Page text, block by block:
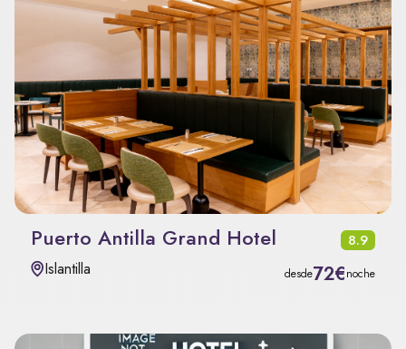
Puerto Antilla Grand Hotel 8.9
Islantilla desde72€noche